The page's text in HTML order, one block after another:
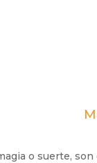
o suerte,